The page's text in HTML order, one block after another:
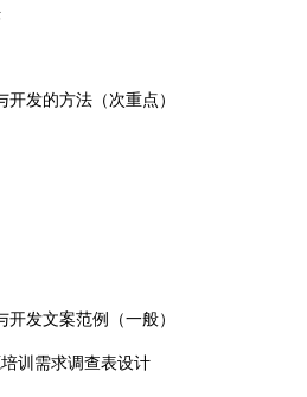
发的方法（次重点）
发文案范例（一般）
训需求调查表设计